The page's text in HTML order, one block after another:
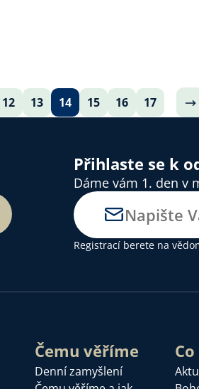
12 13 14 15 16 17
Přihlaste se k
Dáme vám 1. den v
Registrací berete na
Čemu věříme
Denní zamyšlení